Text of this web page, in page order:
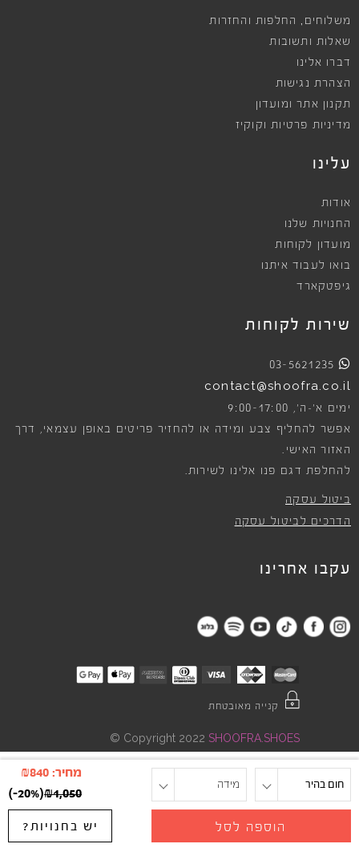
חום בהיר מידה
מחיר: ₪840
₪1,050
(
-20%
)
הוספה לסל יש בחנויות?
משלוחים , החלפות והחזרות
שאלות ותשובות
דברו אלינו
הצהרת נגישות
תקנון אתר ומועדון
מדיניות פרטיות וקוקיז
עלינו
אודות
החנויות שלנו
מועדון לקוחות
בואו לעבוד איתנו
גיפטקארד
שירות לקוחות
03-5621235
contact@shoofra.co.il
ימים א׳-ה׳, 9:00-17:00
אפשר להחליף צבע ומידה או להחזיר פריטים באופן עצמאי, דרך
האזור האישי.
להחלפת דגם פנו אלינו לשירות.
ביטול עסקה
הדרכים לביטול עסקה
עקבו אחרינו
קנייה מאובטחת
Copyright 2022 SHOOFRA.SHOES
©